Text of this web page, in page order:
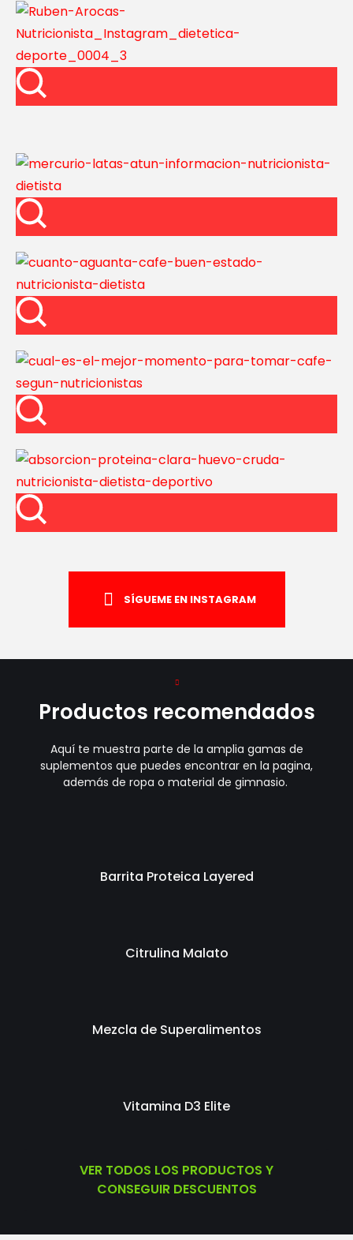
SÍGUEME EN INSTAGRAM
Productos recomendados
Aquí te muestra parte de la amplia gamas de
suplementos que puedes encontrar en la pagina,
además de ropa o material de gimnasio.
Barrita Proteica Layered
Citrulina Malato
Mezcla de Superalimentos
Vitamina D3 Elite
VER TODOS LOS PRODUCTOS Y
CONSEGUIR DESCUENTOS